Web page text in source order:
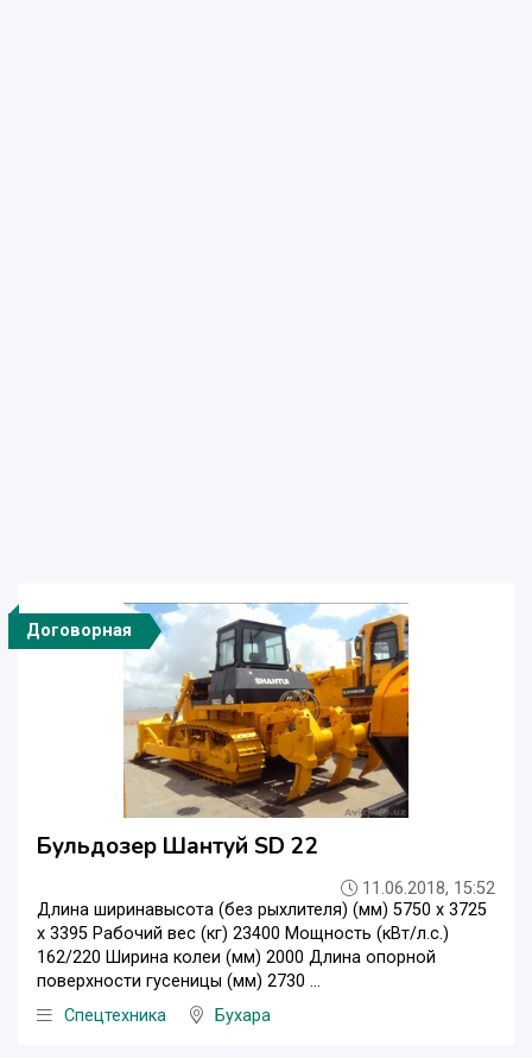
Договорная
Бульдозер Шантуй SD 22
11.06.2018, 15:52
Длина ширинавысота (без рыхлителя) (мм) 5750 x 3725
x 3395 Рабочий вес (кг) 23400 Мощность (кВт/л.с.)
162/220 Ширина колеи (мм) 2000 Длина опорной
поверхности гусеницы (мм) 2730 ...
Спецтехника
Бухара